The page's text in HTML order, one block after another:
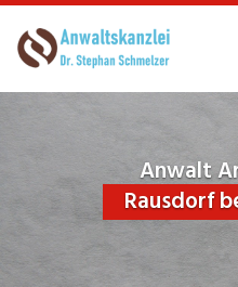
to
Anwalt
Rausdorf